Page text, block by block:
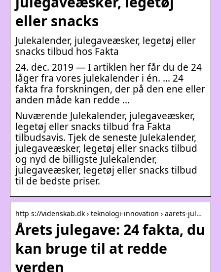
eller snacks
Julekalender, julegaveæsker, legetøj eller
snacks tilbud hos Fakta
24. dec. 2019 — I artiklen her får du de 24
låger fra vores julekalender i én. … 24
fakta fra forskningen, der på den ene eller
anden måde kan redde …
Nuværende Julekalender, julegaveæsker,
legetøj eller snacks tilbud fra Fakta
tilbudsavis. Tjek de seneste Julekalender,
julegaveæsker, legetøj eller snacks tilbud
og nyd de billigste Julekalender,
julegaveæsker, legetøj eller snacks tilbud
til de bedste priser.
http s://videnskab.dk › teknologi-innovation › aarets-jul…
Årets julegave: 24 fakta, du
kan bruge til at redde
verden